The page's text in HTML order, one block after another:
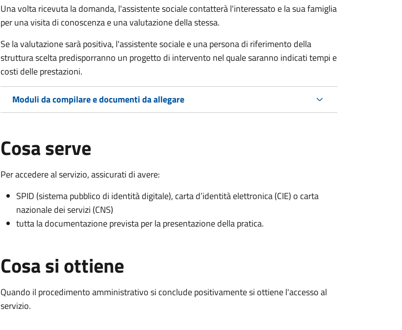
Una volta ricevuta la domanda, l'assistente sociale contatterà l'interessato e la sua famiglia
per una visita di conoscenza e una valutazione della stessa.
Se la valutazione sarà positiva, l'assistente sociale e una persona di riferimento della
struttura scelta predisporranno un progetto di intervento nel quale saranno indicati tempi e
costi delle prestazioni.
Moduli da compilare e documenti da allegare
Cosa serve
Per accedere al servizio, assicurati di avere:
SPID (sistema pubblico di identità digitale), carta d’identità elettronica (CIE) o carta
nazionale dei servizi (CNS)
tutta la documentazione prevista per la presentazione della pratica.
Cosa si ottiene
Quando il procedimento amministrativo si conclude positivamente si ottiene l'accesso al
servizio.